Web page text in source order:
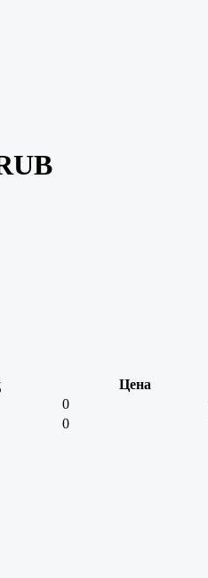
Цена
0
0